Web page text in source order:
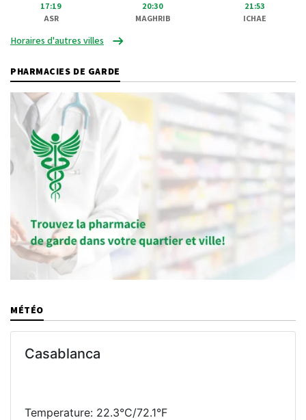
17:19
ASR
20:30
MAGHRIB
21:53
ICHAE
Horaires d'autres villes
PHARMACIES DE GARDE
MÉTÉO
Casablanca
Temperature: 22.3°C/72.1°F